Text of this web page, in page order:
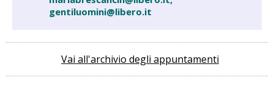
gentiluomini@libero.it
Vai all'archivio degli appuntamenti